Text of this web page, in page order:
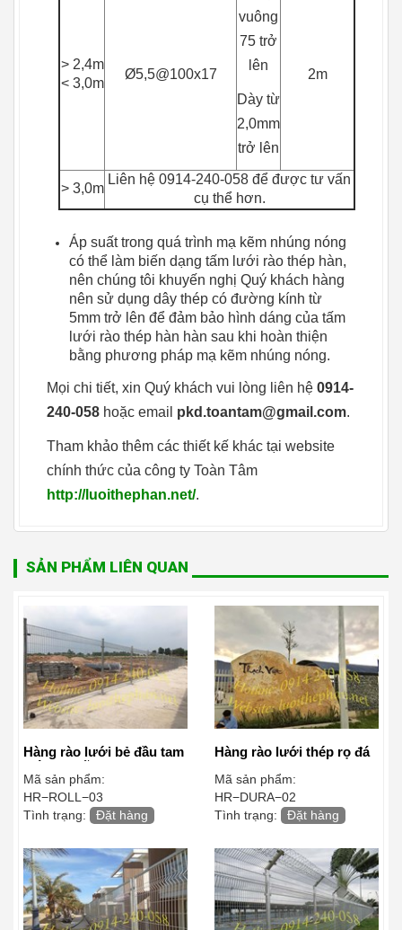
> 2,4m
< 3,0m
Ø5,5@100x17
vuông
75 trở
lên
Dày từ
2,0mm
trở lên
2m
> 3,0m
Liên hệ 0914-240-058 để được tư vấn
cụ thể hơn.
Áp suất trong quá trình mạ kẽm nhúng nóng
có thể làm biến dạng tấm lưới rào thép hàn,
nên chúng tôi khuyến nghị Quý khách hàng
nên sử dụng dây thép có đường kính từ
5mm trở lên để đảm bảo hình dáng của tấm
lưới rào thép hàn hàn sau khi hoàn thiện
bằng phương pháp mạ kẽm nhúng nóng.
Mọi chi tiết, xin Quý khách vui lòng liên hệ 0914-
240-058 hoặc email pkd.toantam@gmail.com.
Tham khảo thêm các thiết kế khác tại website
chính thức của công ty Toàn Tâm
http://luoithephan.net/.
SẢN PHẨM LIÊN QUAN
Hàng rào lưới bẻ đầu tam
giác mạ kẽm
Mã sản phẩm:
HR−ROLL−03
Tình trạng:
Đặt hàng
Hàng rào lưới thép rọ đá
Mã sản phẩm:
HR−DURA−02
Tình trạng:
Đặt hàng